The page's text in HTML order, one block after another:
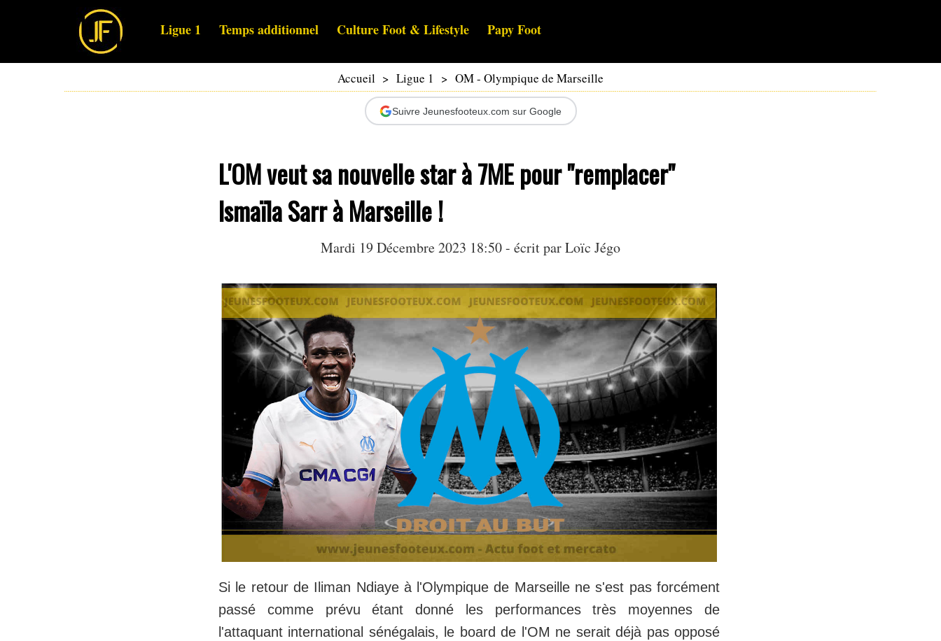
Ligue 1 Temps additionnel Culture Foot & Lifestyle Papy Foot
Accueil > Ligue 1 > OM - Olympique de Marseille
Suivre Jeunesfooteux.com sur Google
L'OM veut sa nouvelle star à 7ME pour "remplacer"
Ismaïla Sarr à Marseille !
Mardi 19 Décembre 2023 18:50 - écrit parLoïc Jégo
Si le retour de Iliman Ndiaye à l'Olympique de Marseille ne s'est pas forcément
passé comme prévu étant donné les performances très moyennes de
l'attaquant international sénégalais, le board de l'OM ne serait déjà pas opposé